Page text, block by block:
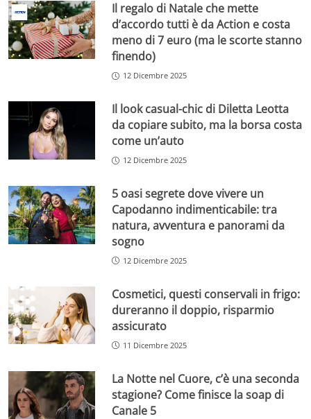
Il regalo di Natale che mette
d’accordo tutti è da Action e costa
meno di 7 euro (ma le scorte stanno
finendo)
12 Dicembre 2025
Il look casual-chic di Diletta Leotta
da copiare subito, ma la borsa costa
come un’auto
12 Dicembre 2025
5 oasi segrete dove vivere un
Capodanno indimenticabile: tra
natura, avventura e panorami da
sogno
12 Dicembre 2025
Cosmetici, questi conservali in frigo:
dureranno il doppio, risparmio
assicurato
11 Dicembre 2025
La Notte nel Cuore, c’è una seconda
stagione? Come finisce la soap di
Canale 5